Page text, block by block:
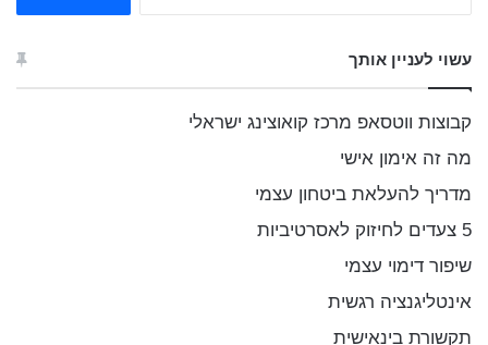
:
עשוי לעניין אותך
קבוצות ווטסאפ מרכז קואוצינג ישראלי
מה זה אימון אישי
מדריך להעלאת ביטחון עצמי
5 צעדים לחיזוק לאסרטיביות
שיפור דימוי עצמי
אינטליגנציה רגשית
תקשורת בינאישית